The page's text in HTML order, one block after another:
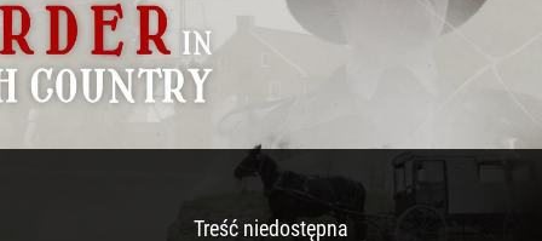
Treść niedostępna